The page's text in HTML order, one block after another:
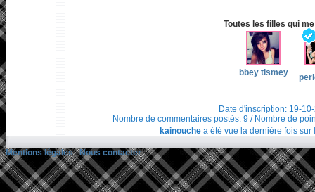
Toutes les filles qui
bbey tismey
Date d'inscription: 19-
Nombre de commentaires postés: 9 / Nombre de
kainouchea été vue la dernière fois sur
Mentions légales/Nous contacter